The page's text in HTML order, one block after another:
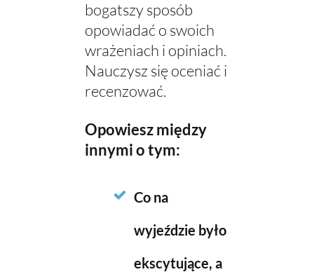
bogatszy sposób
opowiadać o swoich
wrażeniach i opiniach.
Nauczysz się oceniać i
recenzować.
Opowiesz między
innymi o tym:
Co na
wyjeździe było
ekscytujące, a